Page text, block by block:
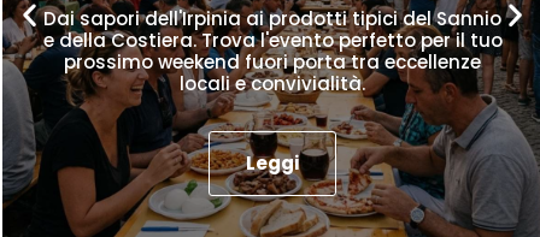
Dai sapori dell'Irpinia ai prodotti tipici del Sannio
e della Costiera. Trova l'evento perfetto per il tuo
prossimo weekend fuori porta tra eccellenze
locali e convivialità.
Leggi